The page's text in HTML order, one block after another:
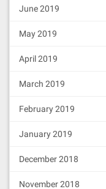
June 2019
May 2019
April 2019
March 2019
February 2019
January 2019
December 2018
November 2018